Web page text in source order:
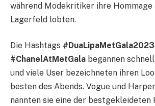
während Modekritiker ihre Hommage
Lagerfeld lobten.
Die Hashtags #DuaLipaMetGala2023
#ChanelAtMetGala begannen
und viele User bezeichneten ihren
besten des Abends. Vogue und
nannten sie eine der bestgekleideten